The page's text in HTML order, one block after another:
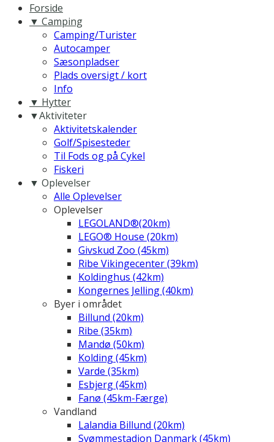
Forside
▼ Camping
Camping/Turister
Autocamper
Sæsonpladser
Plads oversigt / kort
Info
▼ Hytter
▼Aktiviteter
Aktivitetskalender
Golf/Spisesteder
Til Fods og på Cykel
Fiskeri
▼ Oplevelser
Alle Oplevelser
Oplevelser
LEGOLAND®(20km)
LEGO® House (20km)
Givskud Zoo (45km)
Ribe Vikingecenter (39km)
Koldinghus (42km)
Kongernes Jelling (40km)
Byer i området
Billund (20km)
Ribe (35km)
Mandø (50km)
Kolding (45km)
Varde (35km)
Esbjerg (45km)
Fanø (45km-Færge)
Vandland
Lalandia Billund (20km)
Svømmestadion Danmark (45km)